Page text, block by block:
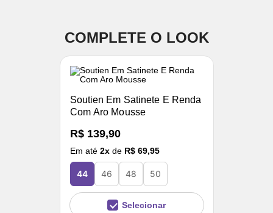
COMPLETE O LOOK
Soutien Em Satinete E Renda
Com Aro Mousse
R$ 139,90
Em até 2x de R$ 69,95
44 46 48 50
Selecionar